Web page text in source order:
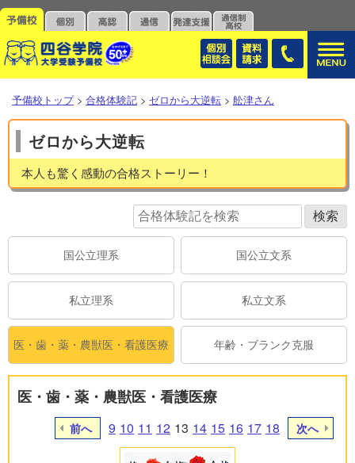
予備校トップ > 合格体験記 > ゼロから大逆転 > 舩津さん
ゼロから大逆転
本人も驚く感動の合格ストーリー！
国公立理系 国公立文系
私立理系 私立文系
医・歯・薬・農獣医・看護医療 年齢・ブランク克服
医・歯・薬・農獣医・看護医療
前へ 9 10 11 12 13 14 15 16 17 18 次へ